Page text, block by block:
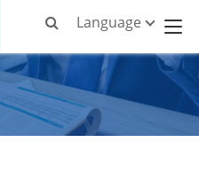
Language